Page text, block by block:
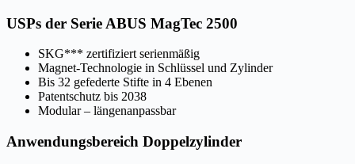
USPs der Serie ABUS MagTec 2500
SKG*** zertifiziert serienmäßig
Magnet-Technologie in Schlüssel und Zylinder
Bis 32 gefederte Stifte in 4 Ebenen
Patentschutz bis 2038
Modular – längenanpassbar
Anwendungsbereich Doppelzylinder